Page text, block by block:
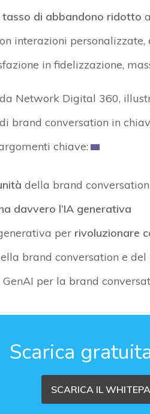
tasso di abbandono ridotto
interazioni
in fidelizzazione,
Network Digital 360,
brand conversation in
chiave:
della brand
davvero l’IA generativa
per rivoluzionare
brand conversation e
per la brand
Scarica
SCARICA IL